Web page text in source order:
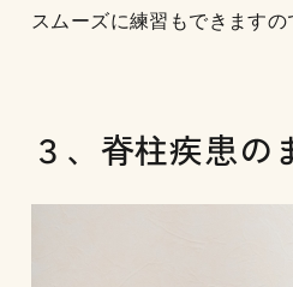
スムーズに練習もできますの
３、脊柱疾患の